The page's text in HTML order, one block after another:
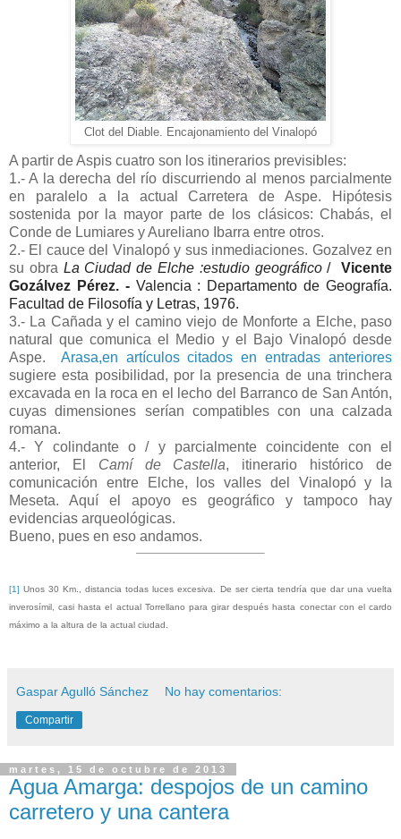
Clot del Diable. Encajonamiento del Vinalopó
A partir de Aspis cuatro son los itinerarios previsibles:
1.- A la derecha del río discurriendo al menos parcialmente
en paralelo a la actual Carretera de Aspe. Hipótesis
sostenida por la mayor parte de los clásicos: Chabás, el
Conde de Lumiares y Aureliano Ibarra entre otros.
2.- El cauce del Vinalopó y sus inmediaciones. Gozalvez en
su obra La Ciudad de Elche :estudio geográfico/Vicente
Gozálvez Pérez. - Valencia : Departamento de Geografía.
Facultad de Filosofía y Letras, 1976.
3.- La Cañada y el camino viejo de Monforte a Elche, paso
natural que comunica el Medio y el Bajo Vinalopó desde
Aspe. Arasa,en artículos citados en entradas anteriores
sugiere esta posibilidad, por la presencia de una trinchera
excavada en la roca en el lecho del Barranco de San Antón,
cuyas dimensiones serían compatibles con una calzada
romana.
4.- Y colindante o / y parcialmente coincidente con el
anterior, El Camí de Castella, itinerario histórico de
comunicación entre Elche, los valles del Vinalopó y la
Meseta. Aquí el apoyo es geográfico y tampoco hay
evidencias arqueológicas.
Bueno, pues en eso andamos.
[1] Unos 30 Km., distancia todas luces excesiva. De ser cierta tendría que dar una vuelta
inverosímil, casi hasta el actual Torrellano para girar después hasta conectar con el cardo
máximo a la altura de la actual ciudad.
Gaspar Agulló Sánchez No hay comentarios:
Compartir
martes, 15 de octubre de 2013
Agua Amarga: despojos de un camino
carretero y una cantera